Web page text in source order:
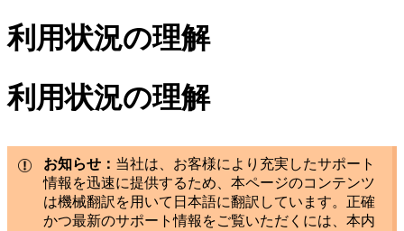
利用状況の理解
利用状況の理解
お知らせ： 当社は、お客様により充実したサポート
情報を迅速に提供するため、本ページのコンテンツ
は機械翻訳を用いて日本語に翻訳しています。正確
かつ最新のサポート情報をご覧いただくには、本内